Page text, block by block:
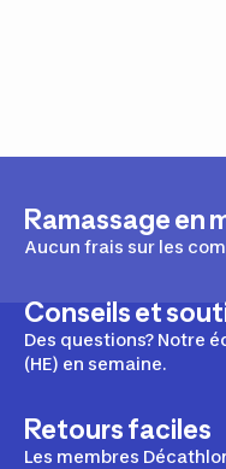
Ramassage en
Aucun frais sur les
Conseils et
Des questions? Notre
(HE) en semaine.
Retours faciles
Les membres